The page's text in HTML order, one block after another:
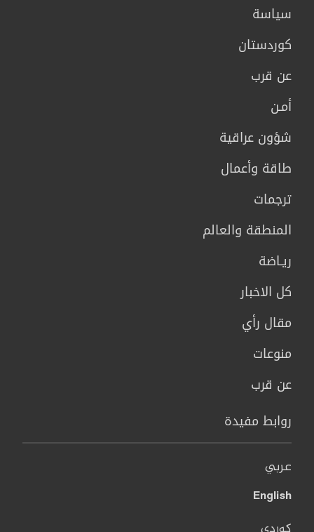
سیاسة
كوردستان
عن قرب
أمـن
شؤون عراقية
طاقة وأعمال
ترجمات
المنطقة والعالم
ريـاضة
كل الاخبار
مقال رأي
منوعات
عن قرب
روابط مفيدة
عربي
English